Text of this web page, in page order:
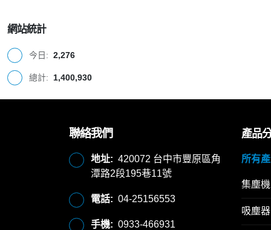
網站統計
今日: 2,276
總計: 1,400,930
聯絡我們
地址: 420072 台中市豐原區角
潭路2段195巷11號
電話: 04-25156553
手機: 0933-466931
產品
所有
集塵機
吸塵器